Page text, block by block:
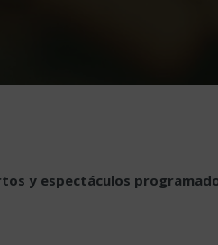
y espectáculos